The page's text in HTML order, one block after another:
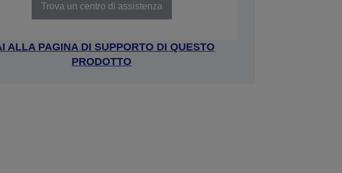
Trova un centro di assistenza
ALLA PAGINA DI SUPPORTO DI QUESTO
PRODOTTO